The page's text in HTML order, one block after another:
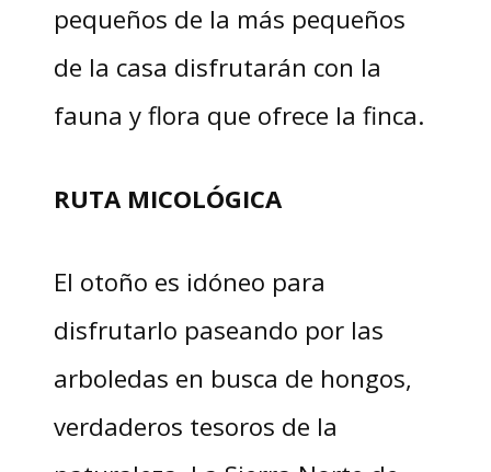
pequeños de la más pequeños
de la casa disfrutarán con la
fauna y flora que ofrece la finca.
RUTA MICOLÓGICA
El otoño es idóneo para
disfrutarlo paseando por las
arboledas en busca de hongos,
verdaderos tesoros de la